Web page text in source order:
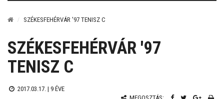
SZÉKESFEHÉRVÁR '97 TENISZ C
SZÉKESFEHÉRVÁR '97
TENISZ C
2017.03.17. | 9 ÉVE